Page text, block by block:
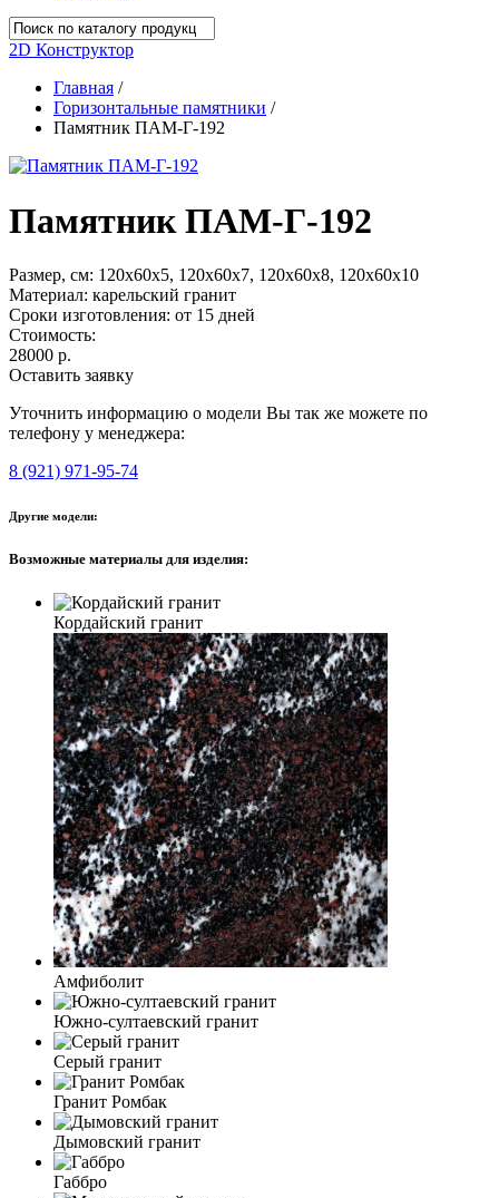
2D Конструктор
Главная /
Горизонтальные памятники /
Памятник ПАМ-Г-192
Памятник ПАМ-Г-192
Размер, см: 120х60х5, 120х60х7, 120х60х8, 120х60х10
Материал: карельский гранит
Сроки изготовления: от 15 дней
Стоимость:
28000 р.
Оставить заявку
Уточнить информацию о модели Вы так же можете по
телефону у менеджера:
8 (921) 971-95-74
Другие модели:
Возможные материалы для изделия:
Кордайский гранит
Амфиболит
Южно-султаевский гранит
Серый гранит
Гранит Ромбак
Дымовский гранит
Габбро